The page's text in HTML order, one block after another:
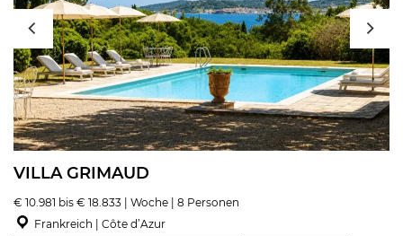
VILLA GRIMAUD
€ 10.981 bis € 18.833 | Woche | 8 Personen
Frankreich | Côte d’Azur